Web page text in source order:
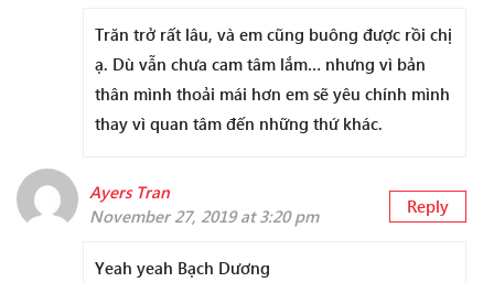
Trăn trở rất lâu, và em cũng buông được rồi chị
ạ. Dù vẫn chưa cam tâm lắm… nhưng vì bản
thân mình thoải mái hơn em sẽ yêu chính mình
thay vì quan tâm đến những thứ khác.
Ayers Tran
November 27, 2019 at 3:20 pm
Reply
Yeah yeah Bạch Dương